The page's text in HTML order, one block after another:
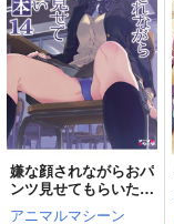
嫌な顔されながらおパ
ンツ見せてもらいたい
本14
アニマルマシーン